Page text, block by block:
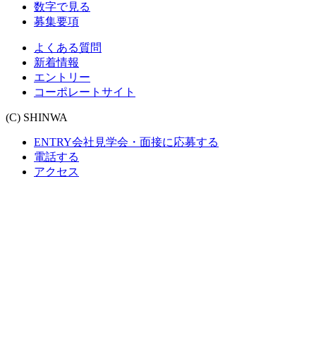
数字で見る
募集要項
よくある質問
新着情報
エントリー
コーポレートサイト
(C) SHINWA
ENTRY会社見学会・面接に応募する
電話する
アクセス